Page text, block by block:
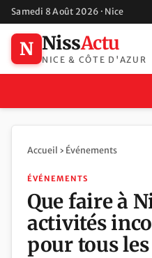
Samedi 8 Août 2026 · Nice
N NissActu
NICE & CÔTE D'AZUR
Accueil › Événements
ÉVÉNEMENTS
Que faire à
activités
pour tous